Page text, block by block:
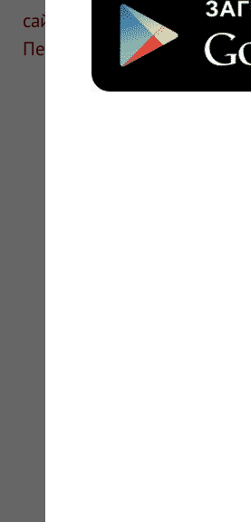
сайте для ознакомления
Перед применением